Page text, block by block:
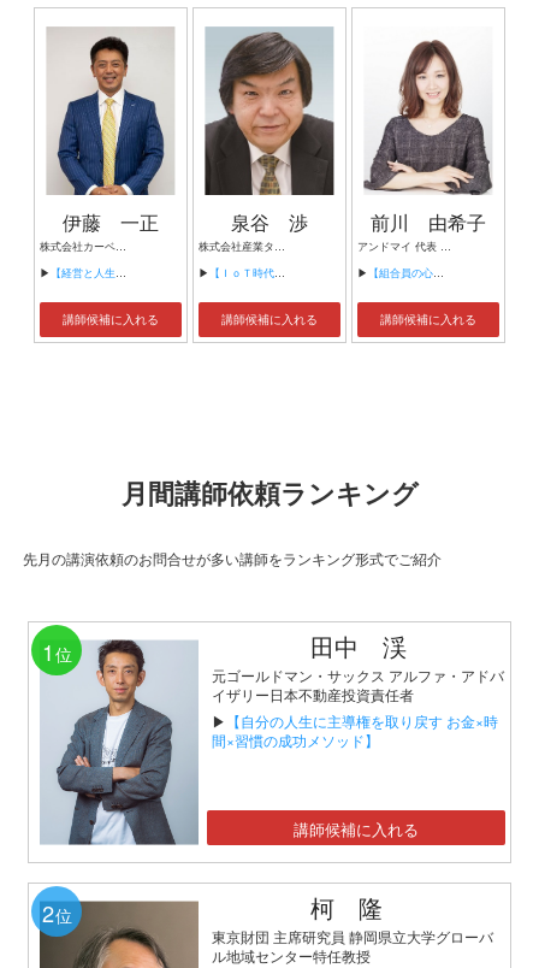
伊藤 一正
株式会社カーベル代表取締役社長 プロレスラーカーベル伊藤
▶ 【経営と人生がHappyになる3つのキーワード】
講師候補に入れる
泉谷 渉
株式会社産業タイムズ社 代表取締役会長 半導体産業新聞 特別編集委員
▶ 【ＩｏＴ時代にニッポンの製造業が一気に抜け出す！！ ～世界トップシェアのセンサーとロボットで戦え！】
講師候補に入れる
前川 由希子
アンドマイ 代表 組織活性化コンサルタント
▶ 【組合員の心をぐっと掴むコミュニケーション術～組合員が「あなたが言うなら」と動き出す３ステップ～】
講師候補に入れる
月間講師依頼ランキング
先月の講演依頼のお問合せが多い講師をランキング形式でご紹介
1 位 田中 渓
元ゴールドマン・サックス アルファ・アドバ
イザリー日本不動産投資責任者
▶ 【自分の人生に主導権を取り戻す お金×時
間×習慣の成功メソッド】
講師候補に入れる
2位 柯 隆
東京財団 主席研究員 静岡県立大学グローバ
ル地域センター特任教授